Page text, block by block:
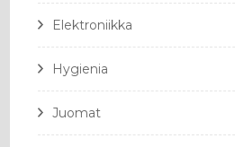
Elektroniikka
Hygienia
Juomat